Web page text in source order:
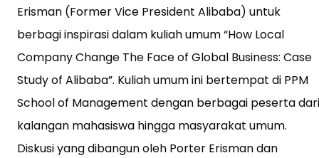
Erisman (Former Vice President Alibaba) untuk
berbagi inspirasi dalam kuliah umum “How Local
Company Change The Face of Global Business: Case
Study of Alibaba”. Kuliah umum ini bertempat di PPM
School of Management dengan berbagai peserta dari
kalangan mahasiswa hingga masyarakat umum.
Diskusi yang dibangun oleh Porter Erisman dan